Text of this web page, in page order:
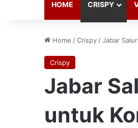
HOME CRISPY
Home /Crispy /Jabar
Crispy
Jabar
untuk